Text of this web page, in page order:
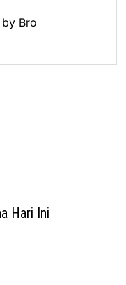
Bro
Hari Ini